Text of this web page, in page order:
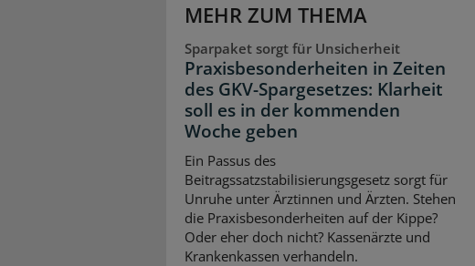
MEHR ZUM THEMA
Sparpaket sorgt für Unsicherheit
Praxisbesonderheiten in Zeiten
des GKV-Spargesetzes: Klarheit
soll es in der kommenden
Woche geben
Ein Passus des
Beitragssatzstabilisierungsgesetz sorgt für
Unruhe unter Ärztinnen und Ärzten. Stehen
die Praxisbesonderheiten auf der Kippe?
Oder eher doch nicht? Kassenärzte und
Krankenkassen verhandeln.